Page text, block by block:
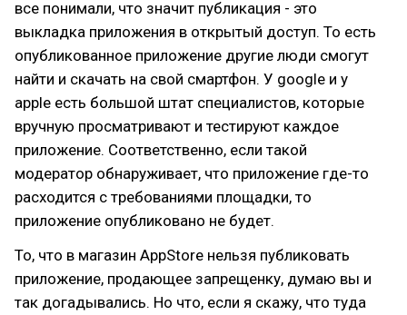
все понимали, что значит публикация - это
выкладка приложения в открытый доступ. То есть
опубликованное приложение другие люди смогут
найти и скачать на свой смартфон. У google и у
apple есть большой штат специалистов, которые
вручную просматривают и тестируют каждое
приложение. Соответственно, если такой
модератор обнаруживает, что приложение где-то
расходится с требованиями площадки, то
приложение опубликовано не будет.
То, что в магазин AppStore нельзя публиковать
приложение, продающее запрещенку, думаю вы и
так догадывались. Но что, если я скажу, что туда